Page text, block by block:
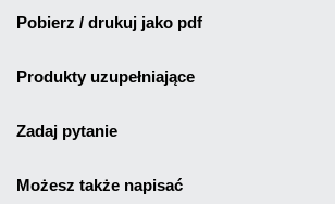
pobierz / drukuj jako pdf
produkty uzupełniające
zadaj pytanie
możesz także napisać